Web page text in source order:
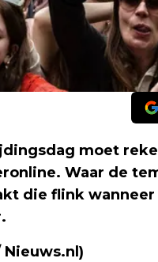
moet
Waar de
die flink
Nieuws.nl)